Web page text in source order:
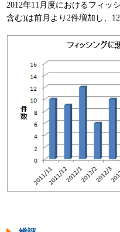
2012年11月度におけるフィッ
含む)は前月より2件増加し、